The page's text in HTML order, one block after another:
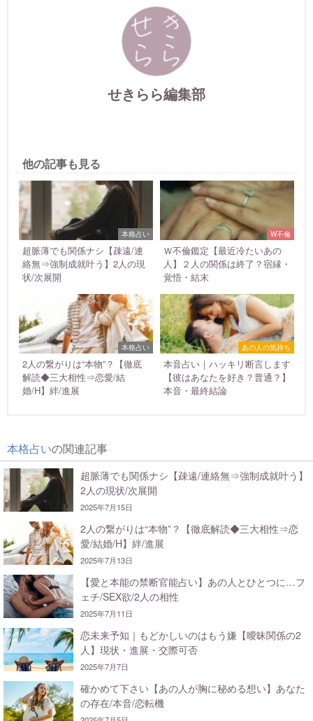
せきらら編集部
他の記事も見る
本格占い
超脈薄でも関係ナシ【疎遠/連
絡無⇒強制成就叶う】2人の現
状/次展開
W不倫
Ｗ不倫鑑定【最近冷たいあの
人】２人の関係は終了？宿縁・
覚悟・結末
本格占い
2人の繋がりは“本物”？【徹底
解読◆三大相性⇒恋愛/結
婚/H】絆/進展
あの人の気持ち
本音占い｜ハッキリ断言します
【彼はあなたを好き？普通？】
本音・最終結論
本格占いの関連記事
超脈薄でも関係ナシ【疎遠/連絡無⇒強制成就叶う】
2人の現状/次展開
2025年7月15日
2人の繋がりは“本物”？【徹底解読◆三大相性⇒恋
愛/結婚/H】絆/進展
2025年7月13日
【愛と本能の禁断官能占い】あの人とひとつに…フ
ェチ/SEX欲/2人の相性
2025年7月11日
恋未来予知｜もどかしいのはもう嫌【曖昧関係の2
人】現状・進展・交際可否
2025年7月7日
確かめて下さい【あの人が胸に秘める想い】あなた
の存在/本音/恋転機